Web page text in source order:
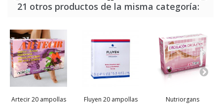
21 otros productos de la misma categoría:
Artecir 20 ampollas Fluyen 20 ampollas
Nutriorgans